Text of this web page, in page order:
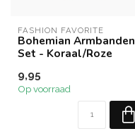
FASHION FAVORITE
Bohemian Armbanden
Set - Koraal/Roze
9,95
Op voorraad